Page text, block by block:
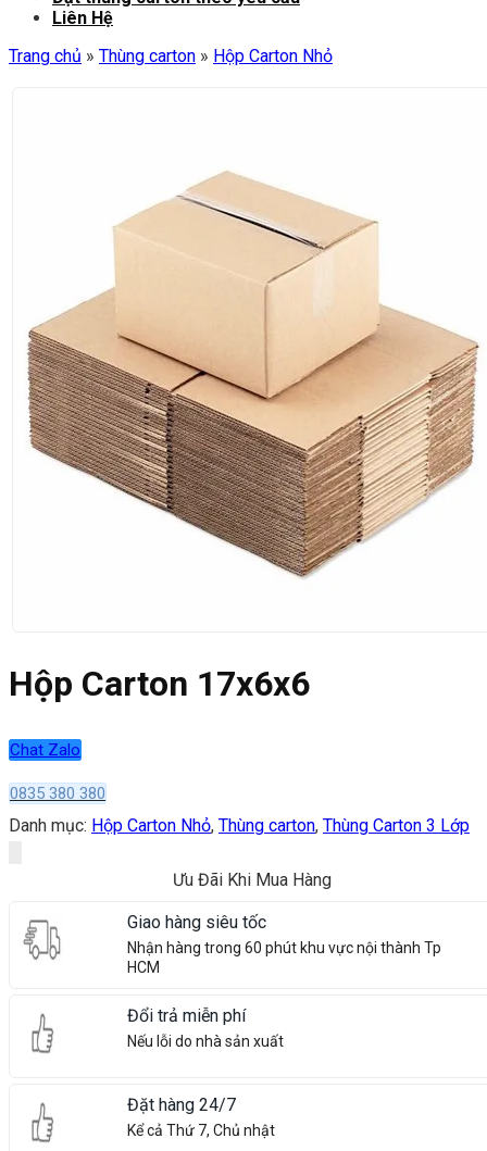
Liên Hệ
Trang chủ » Thùng carton » Hộp Carton Nhỏ
Hộp Carton 17x6x6
Chat Zalo
0835 380 380
Danh mục: Hộp Carton Nhỏ, Thùng carton, Thùng Carton 3 Lớp
Ưu Đãi Khi Mua Hàng
Giao hàng siêu tốc
Nhận hàng trong 60 phút khu vực nội thành Tp
HCM
Đổi trả miễn phí
Nếu lỗi do nhà sản xuất
Đặt hàng 24/7
Kể cả Thứ 7, Chủ nhật